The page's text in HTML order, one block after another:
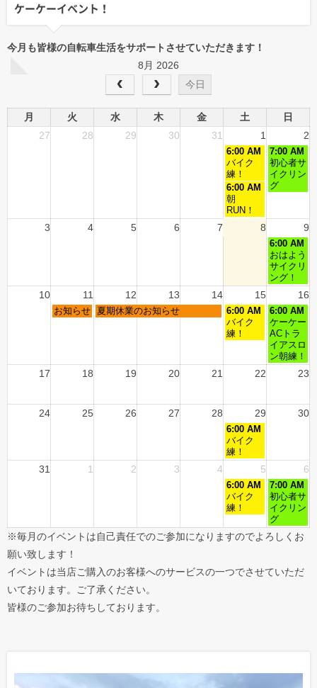
ケーケーイベント！
今月も皆様の自転車生活をサポートさせていただきます！
8月 2026
今日
月 火 水 木 金 土
日
27
28 29 30 31 1 2
6:00 AM
バイク
練！
7:00 AM
初心者サ
イクリン
グ
6:00 AM
朝
RUN！
3 4 5 6 7 8 9
6:00 AM
おはよう
サイクリ
ング！
10 11 12 13 14 15 16
お知らせ 夏期休業のお知らせ
6:00 AM
バイク
練！
6:00 AM
ケーケー
ACトラ
イアスロ
ン朝練！
17 18 19 20 21 22 23
24 25 26 27 28 29 30
6:00 AM
バイク
練！
31 1 2 3 4 5 6
6:00 AM
バイク
練！
7:00 AM
初心者サ
イクリン
グ
※毎月のイベントは自己責任でのご参加になりますのでよろしくお
願い致します！
イベントは当店ご購入のお客様へのサービスの一つでさせていただ
いております。ご了承ください。
皆様のご参加お待ちしております。